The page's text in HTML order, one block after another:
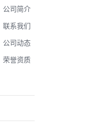
公司简介
联系我们
公司动态
荣誉资质